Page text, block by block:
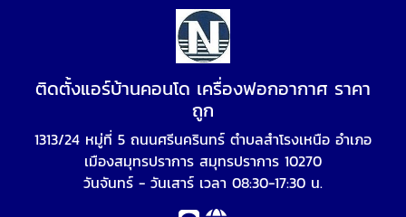
ติดตั้งแอร์บ้านคอนโด เครื่องฟอกอากาศ ราคา
ถูก
1313/24 หมู่ที่ 5 ถนนศรีนครินทร์ ตำบลสำโรงเหนือ อำเภอ
เมืองสมุทรปราการ สมุทรปราการ 10270
วันจันทร์ - วันเสาร์ เวลา 08:30-17:30 น.